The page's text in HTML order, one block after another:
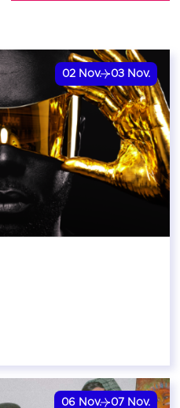
02 Nov. 03 Nov.
06 Nov. 07 Nov.